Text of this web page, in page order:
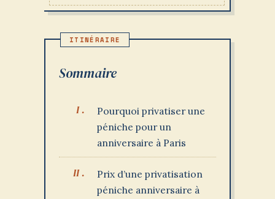
Sommaire
Pourquoi privatiser une
péniche pour un
anniversaire à Paris
Prix d’une privatisation
péniche anniversaire à